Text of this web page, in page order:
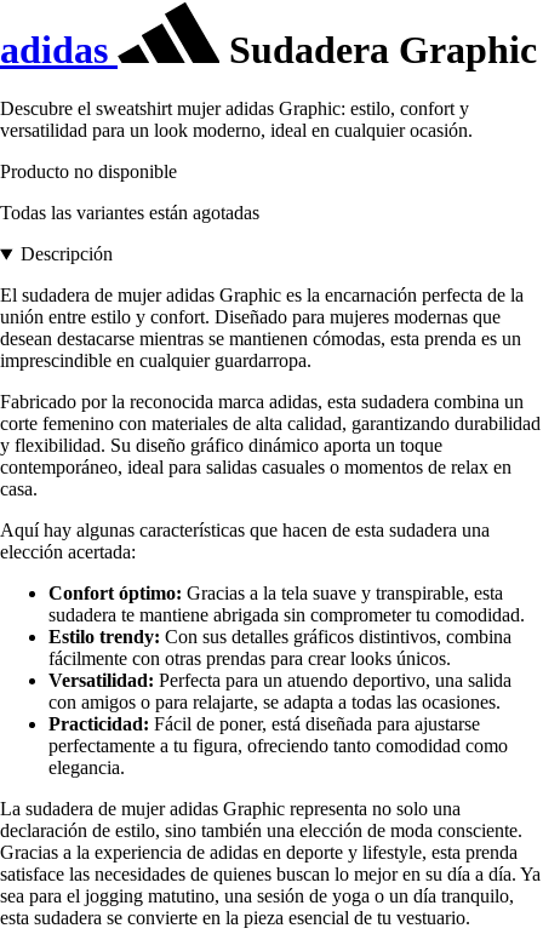
adidas Sudadera Graphic
Descubre el sweatshirt mujer adidas Graphic: estilo, confort y
versatilidad para un look moderno, ideal en cualquier ocasión.
Producto no disponible
Todas las variantes están agotadas
Descripción
El sudadera de mujer adidas Graphic es la encarnación perfecta de la
unión entre estilo y confort. Diseñado para mujeres modernas que
desean destacarse mientras se mantienen cómodas, esta prenda es un
imprescindible en cualquier guardarropa.
Fabricado por la reconocida marca adidas, esta sudadera combina un
corte femenino con materiales de alta calidad, garantizando durabilidad
y flexibilidad. Su diseño gráfico dinámico aporta un toque
contemporáneo, ideal para salidas casuales o momentos de relax en
casa.
Aquí hay algunas características que hacen de esta sudadera una
elección acertada:
Confort óptimo: Gracias a la tela suave y transpirable, esta
sudadera te mantiene abrigada sin comprometer tu comodidad.
Estilo trendy: Con sus detalles gráficos distintivos, combina
fácilmente con otras prendas para crear looks únicos.
Versatilidad: Perfecta para un atuendo deportivo, una salida
con amigos o para relajarte, se adapta a todas las ocasiones.
Practicidad: Fácil de poner, está diseñada para ajustarse
perfectamente a tu figura, ofreciendo tanto comodidad como
elegancia.
La sudadera de mujer adidas Graphic representa no solo una
declaración de estilo, sino también una elección de moda consciente.
Gracias a la experiencia de adidas en deporte y lifestyle, esta prenda
satisface las necesidades de quienes buscan lo mejor en su día a día. Ya
sea para el jogging matutino, una sesión de yoga o un día tranquilo,
esta sudadera se convierte en la pieza esencial de tu vestuario.